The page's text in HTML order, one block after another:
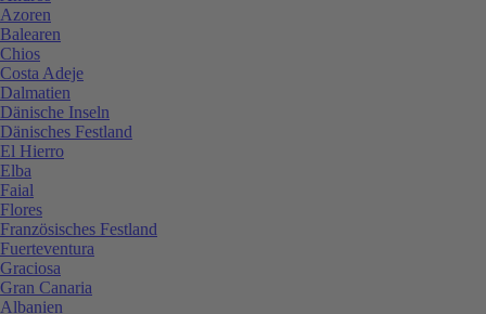
Azoren
Balearen
Chios
Costa Adeje
Dalmatien
Dänische Inseln
Dänisches Festland
El Hierro
Elba
Faial
Flores
Französisches Festland
Fuerteventura
Graciosa
Gran Canaria
Albanien